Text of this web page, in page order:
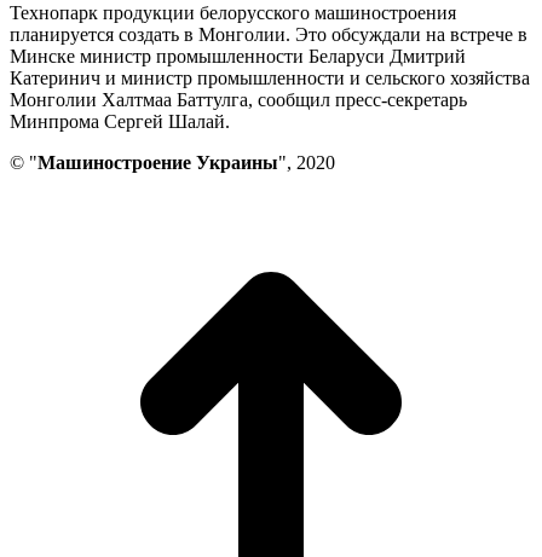
Технопарк продукции белорусского машиностроения
планируется создать в Монголии. Это обсуждали на встрече в
Минске министр промышленности Беларуси Дмитрий
Катеринич и министр промышленности и сельского хозяйства
Монголии Халтмаа Баттулга, сообщил пресс-секретарь
Минпрома Сергей Шалай.
© "Машиностроение Украины", 2020